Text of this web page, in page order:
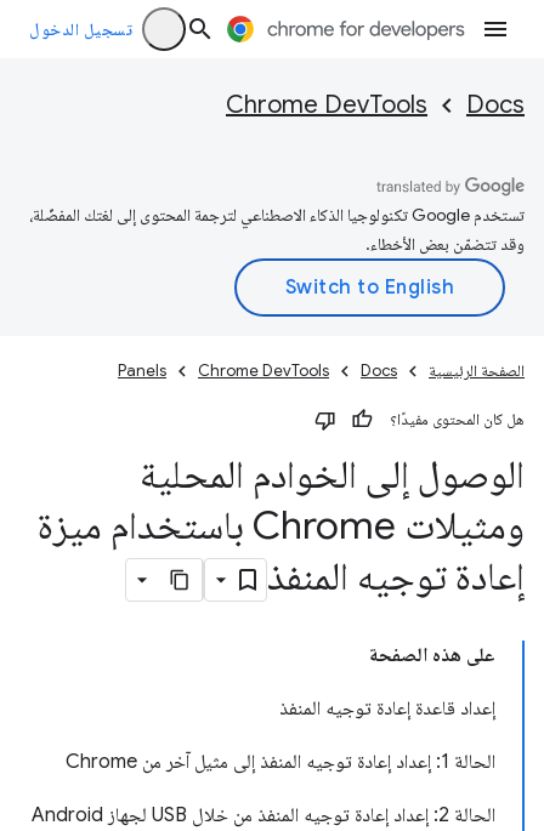
تسجيل الدخول
Docs
Chrome DevTools
تستخدم Google تكنولوجيا الذكاء الاصطناعي لترجمة المحتوى إلى لغتك المفضّلة،
وقد تتضمّن بعض الأخطاء.
الصفحة الرئيسية Docs
Chrome DevTools
Panels
هل كان المحتوى مفيدًا؟
الوصول إلى الخوادم المحلية
ومثيلات Chrome باستخدام ميزة
إعادة توجيه المنفذ
على هذه الصفحة
إعداد قاعدة إعادة توجيه المنفذ
الحالة 1: إعداد إعادة توجيه المنفذ إلى مثيل آخر من Chrome
الحالة 2: إعداد إعادة توجيه المنفذ من خلال USB لجهاز Android